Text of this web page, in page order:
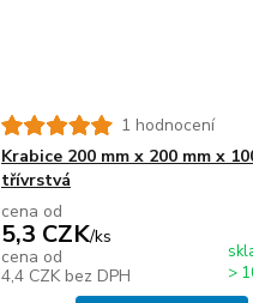
1 hodnocení
Krabice 200 mm x 200 mm x
třívrstvá
cena od
5,3 CZK/ks
cena od
4,4 CZK bez DPH
>